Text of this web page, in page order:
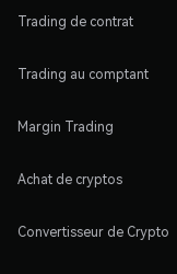
Trading de contrat
Trading au comptant
Margin Trading
Achat de cryptos
Convertisseur de Crypto